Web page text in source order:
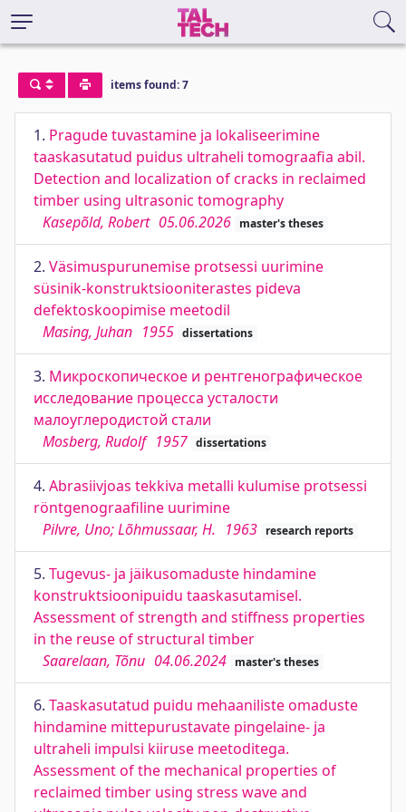
items found: 7
1. Pragude tuvastamine ja lokaliseerimine
taaskasutatud puidus ultraheli tomograafia abil.
Detection and localization of cracks in reclaimed
timber using ultrasonic tomography
Kasepõld, Robert 05.06.2026 master's theses
2. Väsimuspurunemise protsessi uurimine
süsinik-konstruktsiooniterastes pideva
defektoskoopimise meetodil
Masing, Juhan 1955 dissertations
3. Микроскопическое и рентгенографическое
исследование процесса усталости
малоуглеродистой стали
Mosberg, Rudolf 1957 dissertations
4. Abrasiivjoas tekkiva metalli kulumise protsessi
röntgenograafiline uurimine
Pilvre, Uno; Lõhmussaar, H. 1963 research reports
5. Tugevus- ja jäikusomaduste hindamine
konstruktsioonipuidu taaskasutamisel.
Assessment of strength and stiffness properties
in the reuse of structural timber
Saarelaan, Tõnu 04.06.2024 master's theses
6. Taaskasutatud puidu mehaaniliste omaduste
hindamine mittepurustavate pingelaine- ja
ultraheli impulsi kiiruse meetoditega.
Assessment of the mechanical properties of
reclaimed timber using stress wave and